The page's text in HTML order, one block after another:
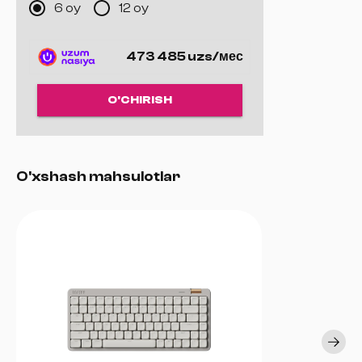
LIGHTSYNC RGB yoritish 2 — ilg‘or funksiyalar Logitech G HUB
Korpusga o‘rnatilgan yoritish profillari 3 — ilg‘or funksiyalar
Logitech G HUB dasturini talab qiladi
6 oy 12 oy
473 485 uzs/мес
O'CHIRISH
O'xshash mahsulotlar